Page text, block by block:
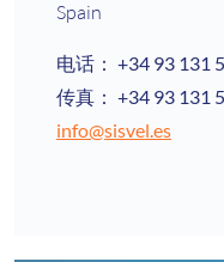
Spain
电话： +34 93 131
传真： +34 93 131
info@sisvel.es